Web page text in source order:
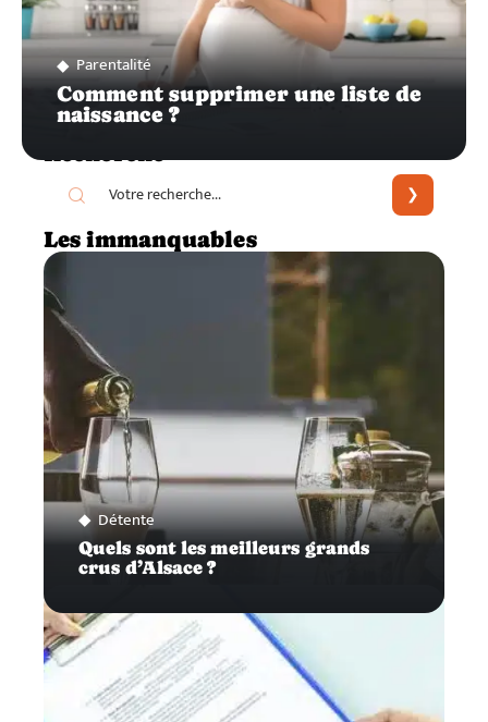
Parentalité
Comment supprimer une liste de
naissance ?
Recherche
Les immanquables
Détente
Quels sont les meilleurs grands
crus d’Alsace ?